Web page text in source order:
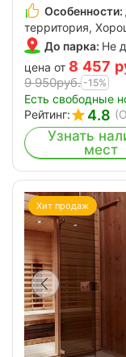
Особенности:
территория,
До парка: Не
цена от 8 457
9 950руб. -15%
Есть свободные
Рейтинг:
4.8
Узнать
мест
Хит продаж